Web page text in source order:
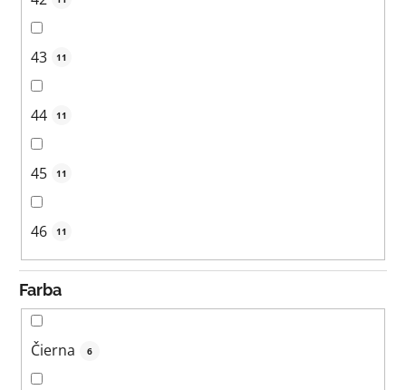
43 11
44 11
45 11
46 11
Farba
Čierna 6